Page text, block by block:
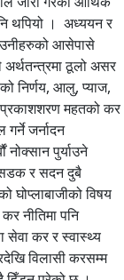
थपियो । अध्ययन र
उनीहरुको आसेपासे
ठूलो असर
निर्णय, आलु, प्याज,
महतको कर
जर्नादन
पुर्याउने
सडक र सदन दुबै
घोप्लाबाजीको विषय
नीतिमा पनि
सेवा कर र स्वास्थ्य
विलासी करसम्म